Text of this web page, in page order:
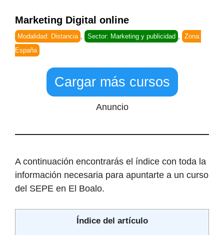
Marketing Digital online
Modalidad: Distancia , Sector: Marketing y publicidad ,
Zona:
España
Cargar más cursos
Anuncio
A continuación encontrarás el índice con toda la
información necesaria para apuntarte a un curso
del SEPE en El Boalo.
Índice del artículo